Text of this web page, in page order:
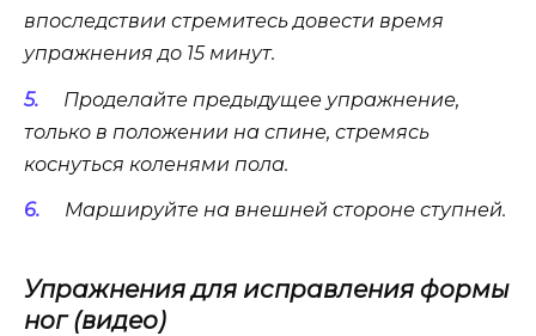
впоследствии стремитесь довести время
упражнения до 15 минут.
Проделайте предыдущее упражнение,
только в положении на спине, стремясь
коснуться коленями пола.
Маршируйте на внешней стороне ступней.
Упражнения для исправления формы
ног (видео)